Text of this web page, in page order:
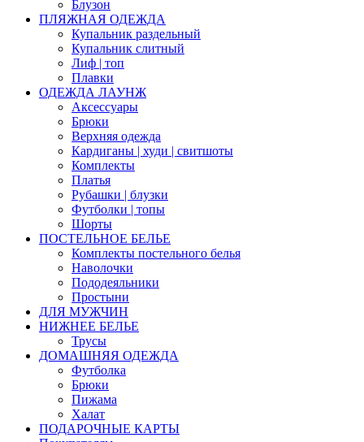
Блузон
ПЛЯЖНАЯ ОДЕЖДА
Купальник раздельный
Купальник слитный
Лиф | топ
Плавки
ОДЕЖДА ЛАУНЖ
Аксессуары
Брюки
Верхняя одежда
Кардиганы | худи | свитшоты
Комплекты
Платья
Рубашки | блузки
Футболки | топы
Шорты
ПОСТЕЛЬНОЕ БЕЛЬЕ
Комплекты постельного белья
Наволочки
Пододеяльники
Простыни
ДЛЯ МУЖЧИН
НИЖНЕЕ БЕЛЬЕ
Трусы
ДОМАШНЯЯ ОДЕЖДА
Футболка
Брюки
Пижама
Халат
ПОДАРОЧНЫЕ КАРТЫ